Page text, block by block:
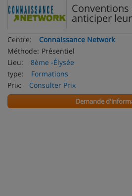
anticiper
Centre:
Connaissance Network
Méthode: Présentiel
Lieu:
8ème -Élysée
type:
Formations
Prix:
Consulter Prix
Demande